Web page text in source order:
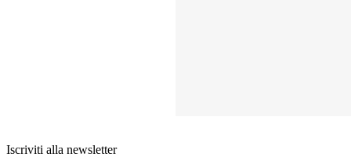
Iscriviti alla newsletter